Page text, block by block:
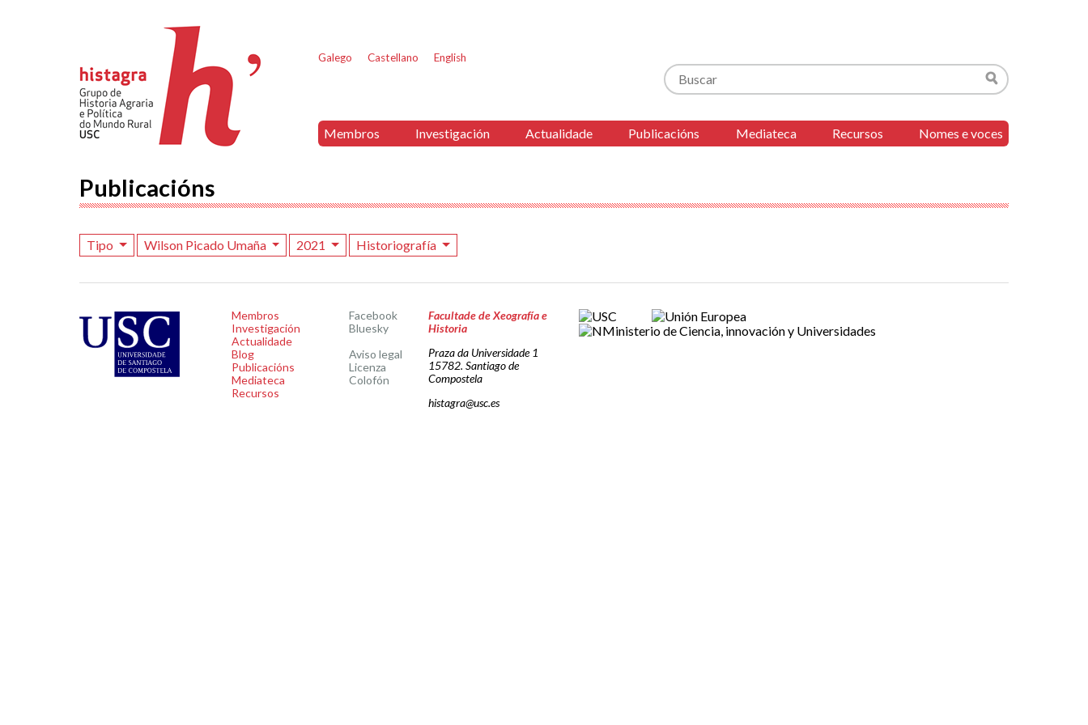
Galego Castellano English
Buscar
Buscar
Membros Investigación Actualidade Publicacións Mediateca Recursos Nomes e voces
Publicacións
Tipo Wilson Picado Umaña 2021 Historiografía
Membros
Investigación
Actualidade
Blog
Publicacións
Mediateca
Recursos
Facebook
Bluesky
Aviso legal
Licenza
Colofón
Facultade de Xeografía e
Historia
Praza da Universidade 1
15782. Santiago de
Compostela
histagra@usc.es